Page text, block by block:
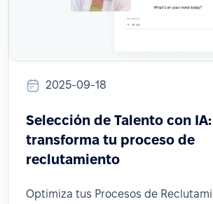
2025-09-18
Selección de Talento con IA:
transforma tu proceso de
reclutamiento
Optimiza tus Procesos de